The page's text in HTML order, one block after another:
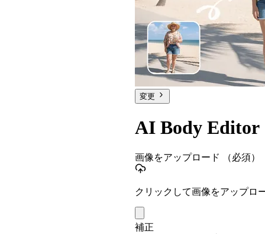
変更
AI Body Editor
画像をアップロード （必須）
クリックして画像をアップロ
補正